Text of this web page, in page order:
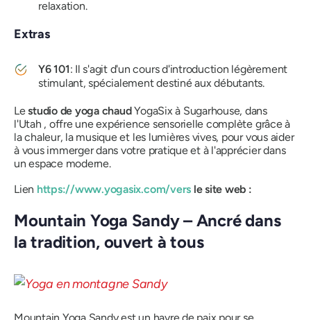
relaxation.
Extras
Y6 101: Il s'agit d'un cours d'introduction légèrement
stimulant, spécialement destiné aux débutants.
Lestudio de yoga chaudYogaSix à Sugarhouse, dans
l'Utah , offre une expérience sensorielle complète grâce à
la chaleur, la musique et les lumières vives, pour vous aider
à vous immerger dans votre pratique et à l'apprécier dans
un espace moderne.
Lien https://www.yogasix.com/vers le site web :
Mountain Yoga Sandy – Ancré dans
la tradition, ouvert à tous